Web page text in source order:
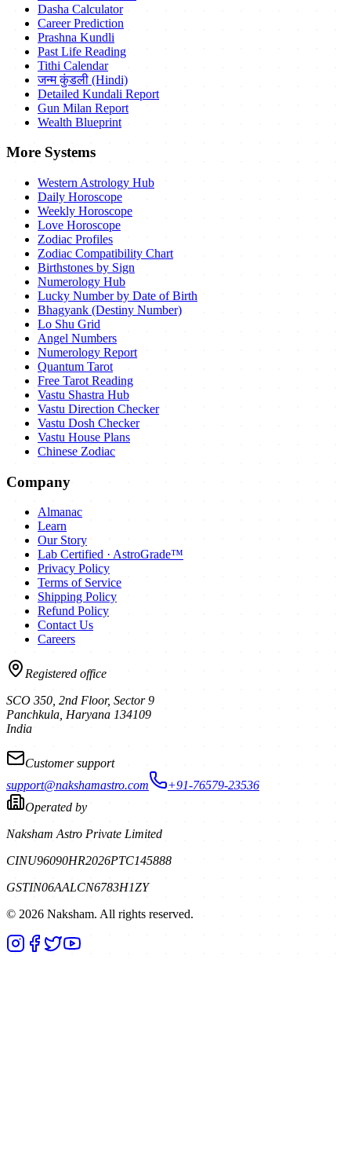
Dasha Calculator
Career Prediction
Prashna Kundli
Past Life Reading
Tithi Calendar
जन्म कुंडली (Hindi)
Detailed Kundali Report
Gun Milan Report
Wealth Blueprint
More Systems
Western Astrology Hub
Daily Horoscope
Weekly Horoscope
Love Horoscope
Zodiac Profiles
Zodiac Compatibility Chart
Birthstones by Sign
Numerology Hub
Lucky Number by Date of Birth
Bhagyank (Destiny Number)
Lo Shu Grid
Angel Numbers
Numerology Report
Quantum Tarot
Free Tarot Reading
Vastu Shastra Hub
Vastu Direction Checker
Vastu Dosh Checker
Vastu House Plans
Chinese Zodiac
Company
Almanac
Learn
Our Story
Lab Certified · AstroGrade™
Privacy Policy
Terms of Service
Shipping Policy
Refund Policy
Contact Us
Careers
Registered office
SCO 350, 2nd Floor, Sector 9
Panchkula, Haryana 134109
India
Customer support
support@nakshamastro.com
+91-76579-23536
Operated by
Naksham Astro Private Limited
CINU96090HR2026PTC145888
GSTIN06AALCN6783H1ZY
© 2026 Naksham. All rights reserved.